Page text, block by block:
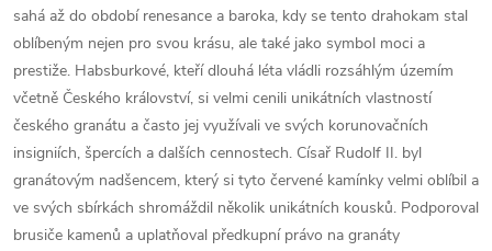
sahá až do období renesance a baroka, kdy se tento drahokam stal
oblíbeným nejen pro svou krásu, ale také jako symbol moci a
prestiže. Habsburkové, kteří dlouhá léta vládli rozsáhlým územím
včetně Českého království, si velmi cenili unikátních vlastností
českého granátu a často jej využívali ve svých korunovačních
insigniích, špercích a dalších cennostech. Císař Rudolf II. byl
granátovým nadšencem, který si tyto červené kamínky velmi oblíbil a
ve svých sbírkách shromáždil několik unikátních kousků. Podporoval
brusiče kamenů a uplatňoval předkupní právo na granáty